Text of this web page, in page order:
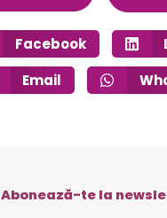
Facebook
Email
Abonează-te la